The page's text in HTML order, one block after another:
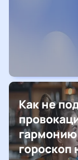
Как не
гороскоп